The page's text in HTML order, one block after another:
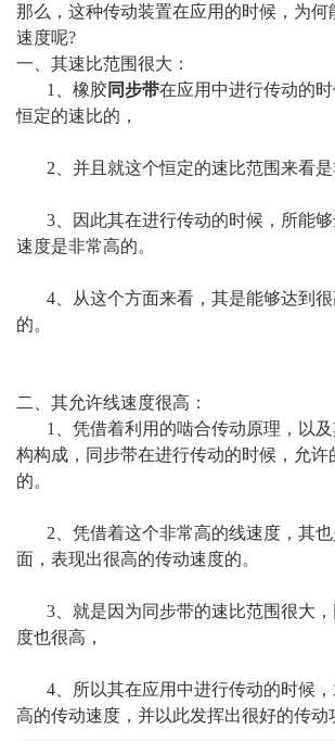
那么，这种传动装置在应用的时候，为何
速度呢?
一、其速比范围很大：
1、橡胶同步带在应用中进行传动的
恒定的速比的，
2、并且就这个恒定的速比范围来看是
3、因此其在进行传动的时候，所能
速度是非常高的。
4、从这个方面来看，其是能够达到
的。
二、其允许线速度很高：
1、凭借着利用的啮合传动原理，以
构构成，同步带在进行传动的时候，允许
的。
2、凭借着这个非常高的线速度，其
面，表现出很高的传动速度的。
3、就是因为同步带的速比范围很大
度也很高，
4、所以其在应用中进行传动的时候
高的传动速度，并以此发挥出很好的传动